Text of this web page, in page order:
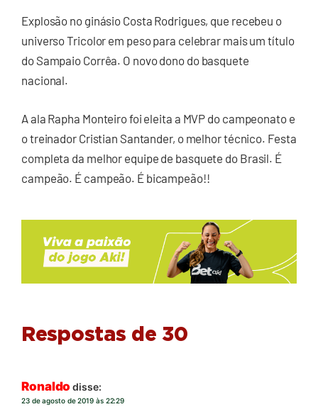
Explosão no ginásio Costa Rodrigues, que recebeu o
universo Tricolor em peso para celebrar mais um título
do Sampaio Corrêa. O novo dono do basquete
nacional.
A ala Rapha Monteiro foi eleita a MVP do campeonato e
o treinador Cristian Santander, o melhor técnico. Festa
completa da melhor equipe de basquete do Brasil. É
campeão. É campeão. É bicampeão!!
Respostas de 30
Ronaldo disse:
23 de agosto de 2019 às 22:29